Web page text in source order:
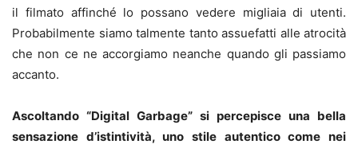
il filmato affinché lo possano vedere migliaia di utenti.
Probabilmente siamo talmente tanto assuefatti alle atrocità
che non ce ne accorgiamo neanche quando gli passiamo
accanto.
Ascoltando “Digital Garbage” si percepisce una bella
sensazione d’istintività, uno stile autentico come nei